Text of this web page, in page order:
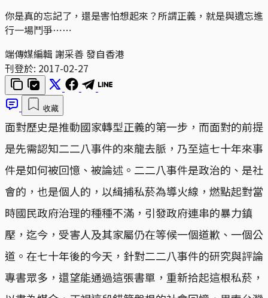
你是真的忘記了，還是害怕想起來？所謂正義，就是與遺忘進
行一場鬥爭⋯⋯
端傳媒編輯 謝采善 發自香港
刊登於: 2017-02-27
收藏
面對歷史是推動國家轉型正義的第一步，而面對的前提
是先需認知二二八事件的來龍去脈，乃至這七十年來事
件是如何被回憶、被論述。二二八事件是政治的、是社
會的，也是個人的，以緝捕私菸為導火線，燃點起對當
時國民政府治理的種種不滿，引發政府連串的暴力鎮
壓，迄今，受害人及其家屬仍在等候一個道歉、一個公
道。在七十年後的今天，針對二二八事件的研究與評論
專書眾多，還望能通過這張書單，重新拾起這根私菸，